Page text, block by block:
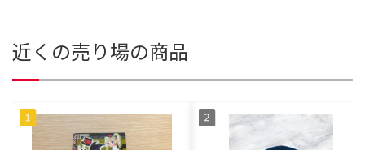
近くの売り場の商品